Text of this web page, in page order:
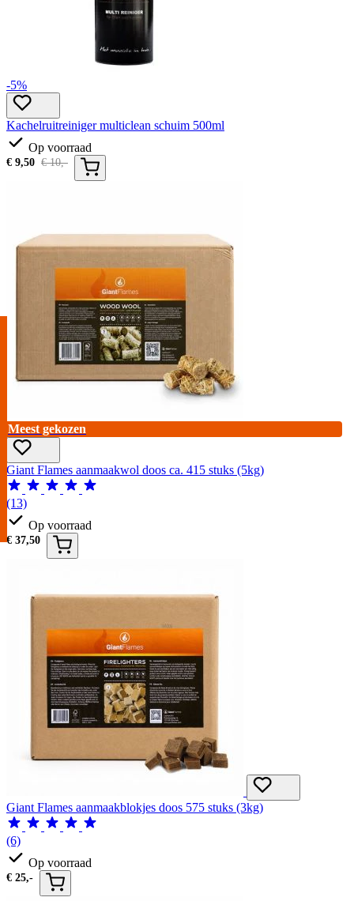
-5%
Kachelruitreiniger multiclean schuim 500ml
Op voorraad
€ 9,50 €10,-
Meest gekozen
Giant Flames aanmaakwol doos ca. 415 stuks (5kg)
(13)
Op voorraad
€ 37,50
Giant Flames aanmaakblokjes doos 575 stuks (3kg)
(6)
Op voorraad
€ 25,-